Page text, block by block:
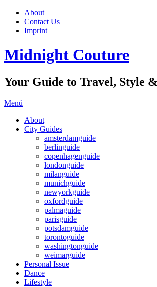
About
Contact Us
Imprint
Midnight Couture
Your Guide to Travel, Style
Menü
About
City Guides
amsterdamguide
berlinguide
copenhagenguide
londonguide
milanguide
munichguide
newyorkguide
oxfordguide
palmaguide
parisguide
potsdamguide
torontoguide
washingtonguide
weimarguide
Personal Issue
Dance
Lifestyle